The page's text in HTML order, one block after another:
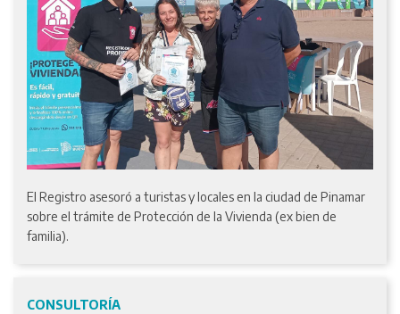
El Registro asesoró a turistas y locales en la ciudad de Pinamar
sobre el trámite de Protección de la Vivienda (ex bien de
familia).
CONSULTORÍA